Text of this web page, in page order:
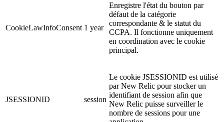
CookieLawInfoConsent 1 year
Enregistre l'état du bouton par
défaut de la catégorie
correspondante & le statut du
CCPA. Il fonctionne uniquement
en coordination avec le cookie
principal.
JSESSIONID session
Le cookie JSESSIONID est utilisé
par New Relic pour stocker un
identifiant de session afin que
New Relic puisse surveiller le
nombre de sessions pour une